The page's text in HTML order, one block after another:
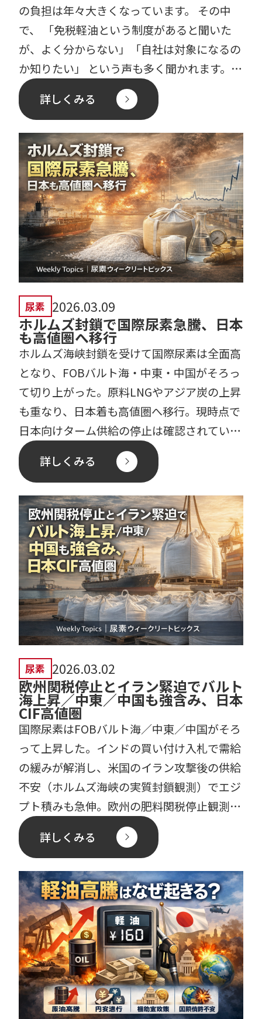
の負担は年々大きくなっています。 その中
で、 「免税軽油という制度があると聞いた
が、よく分からない」「自社は対象になるの
か知りたい」 という声も多く聞かれます。
本記事では、免税軽 […]
詳しくみる
尿素 2026.03.09
ホルムズ封鎖で国際尿素急騰、日本
も高値圏へ移行
ホルムズ海峡封鎖を受けて国際尿素は全面高
となり、FOBバルト海・中東・中国がそろっ
て切り上がった。原料LNGやアジア炭の上昇
も重なり、日本着も高値圏へ移行。現時点で
日本向けターム供給の停止は確認されていな
いが、封鎖長期化 […]
詳しくみる
尿素 2026.03.02
欧州関税停止とイラン緊迫でバルト
海上昇／中東／中国も強含み、日本
CIF高値圏
国際尿素はFOBバルト海／中東／中国がそろ
って上昇した。インドの買い付け入札で需給
の緩みが解消し、米国のイラン攻撃後の供給
不安（ホルムズ海峡の実質封鎖観測）でエジ
プト積みも急伸。欧州の肥料関税停止観測も
支えとなり、日本C […]
詳しくみる